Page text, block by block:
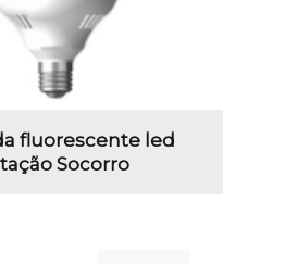
fluorescente led
Socorro